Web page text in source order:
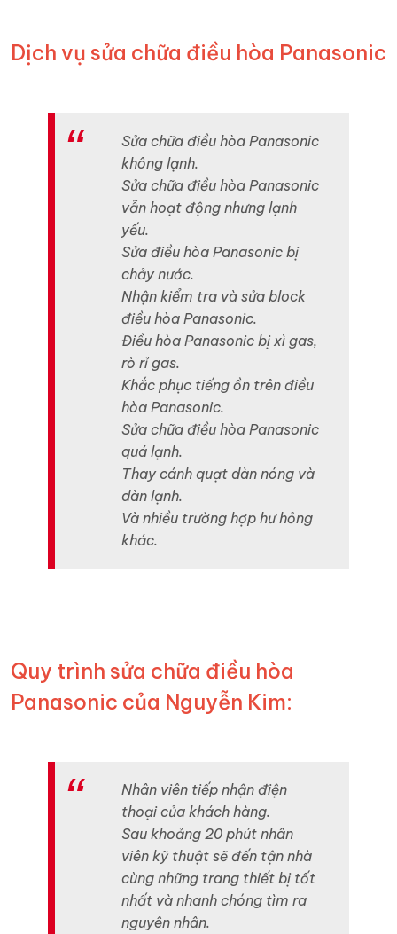
Dịch vụ sửa chữa điều hòa Panasonic
Sửa chữa điều hòa Panasonic
không lạnh.
Sửa chữa điều hòa Panasonic
vẫn hoạt động nhưng lạnh
yếu.
Sửa điều hòa Panasonic bị
chảy nước.
Nhận kiểm tra và sửa block
điều hòa Panasonic.
Điều hòa Panasonic bị xì gas,
rò rỉ gas.
Khắc phục tiếng ồn trên điều
hòa Panasonic.
Sửa chữa điều hòa Panasonic
quá lạnh.
Thay cánh quạt dàn nóng và
dàn lạnh.
Và nhiều trường hợp hư hỏng
khác.
Quy trình sửa chữa điều hòa
Panasonic của Nguyễn Kim:
Nhân viên tiếp nhận điện
thoại của khách hàng.
Sau khoảng 20 phút nhân
viên kỹ thuật sẽ đến tận nhà
cùng những trang thiết bị tốt
nhất và nhanh chóng tìm ra
nguyên nhân.